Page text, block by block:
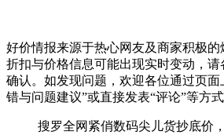
好价情报来源于热心网友及商家积极
折扣与价格信息可能出现实时变动，
确认。如发现问题，欢迎各位通过页面
错与问题建议”或直接发表“评论”等方式
搜罗全网紧俏数码尖儿货抄底价